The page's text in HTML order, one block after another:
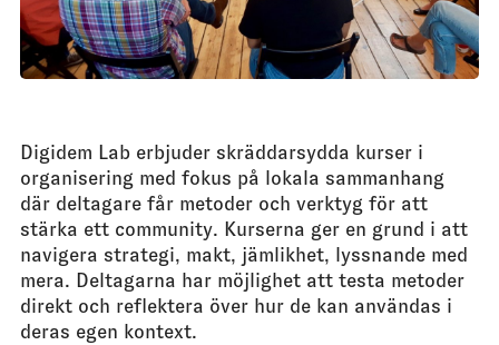
Digidem Lab erbjuder skräddarsydda kurser i
organisering med fokus på lokala sammanhang
där deltagare får metoder och verktyg för att
stärka ett community. Kurserna ger en grund i att
navigera strategi, makt, jämlikhet, lyssnande med
mera. Deltagarna har möjlighet att testa metoder
direkt och reflektera över hur de kan användas i
deras egen kontext.